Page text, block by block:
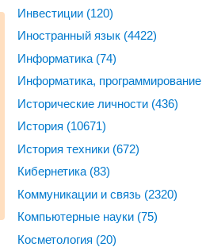
Инвестиции (120)
Иностранный язык (4422)
Информатика (74)
Информатика, программирование
Исторические личности (436)
История (10671)
История техники (672)
Кибернетика (83)
Коммуникации и связь (2320)
Компьютерные науки (75)
Косметология (20)